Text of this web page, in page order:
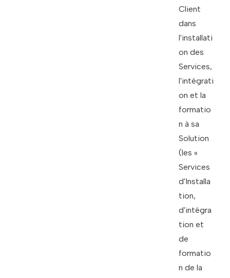
Client
dans
l'installati
on des
Services,
l'intégrati
on et la
formatio
n à sa
Solution
(les «
Services
d'Installa
tion,
d'intégra
tion et
de
formatio
n de la